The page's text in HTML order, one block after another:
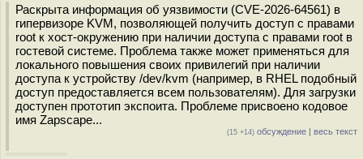
Раскрыта информация об уязвимости (CVE-2026-64561) в
гипервизоре KVM, позволяющей получить доступ с правами
root к хост-окружению при наличии доступа с правами root в
гостевой системе. Проблема также может применяться для
локального повышения своих привилегий при наличии
доступа к устройству /dev/kvm (например, в RHEL подобный
доступ предоставляется всем пользователям). Для загрузки
доступен прототип экспоита. Проблеме присвоено кодовое
имя Zapscape...
(15 +14) обсуждение | весь текст